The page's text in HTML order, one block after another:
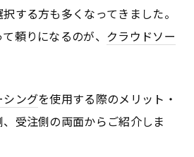
する方も多くなってきました。
頼りになるのが、 クラウドソー
シングを使用する際のメリット・
受注側の両面からご紹介しま